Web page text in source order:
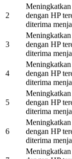
2
dengan HP
diterima
3
dengan HP
diterima
4
dengan HP
diterima
5
dengan HP
diterima
6
dengan HP
diterima